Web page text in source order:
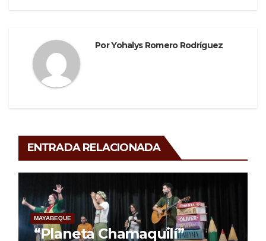
PorYohalys Romero Rodríguez
ENTRADA RELACIONADA
MAYABEQUE
“Planeta Chamaquilí”